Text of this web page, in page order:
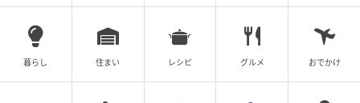
医学的には「粗造爪」とも呼ばれ、以下のような理由
が挙げられる。
水分不足（乾燥）
暮らし 住まい レシピ グルメ おでかけ